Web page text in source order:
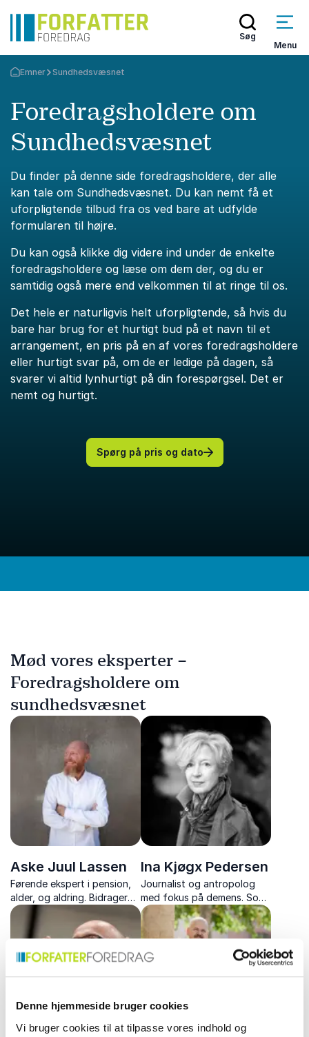
Denne hjemmeside bruger cookies
Vi bruger cookies til at tilpasse vores indhold og
Søg
Menu
Tilbage til forsiden
Emner Sundhedsvæsnet
Foredragsholdere om
Sundhedsvæsnet
Du finder på denne side foredragsholdere, der alle
kan tale om Sundhedsvæsnet. Du kan nemt få et
uforpligtende tilbud fra os ved bare at udfylde
formularen til højre.
Du kan også klikke dig videre ind under de enkelte
foredragsholdere og læse om dem der, og du er
samtidig også mere end velkommen til at ringe til os.
Det hele er naturligvis helt uforpligtende, så hvis du
bare har brug for et hurtigt bud på et navn til et
arrangement, en pris på en af vores foredragsholdere
eller hurtigt svar på, om de er ledige på dagen, så
svarer vi altid lynhurtigt på din forespørgsel. Det er
nemt og hurtigt.
Spørg på pris og dato
Mød vores eksperter –
Foredragsholdere om
sundhedsvæsnet
Aske Juul Lassen
Førende ekspert i pension,
alder, og aldring. Bidrager
med dybdegående viden om
demografiske udfordringer
og muligheder i samfundet.
Ina Kjøgx Pedersen
Journalist og antropolog
med fokus på demens. Som
forfatter bringer hun
dybdegående indsigt og
menneskelige historier ind i
lyset med empati.